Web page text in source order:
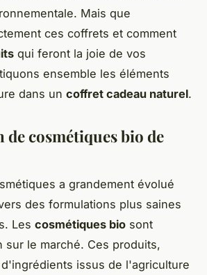
Mais que
ces coffrets et comment
qui feront la joie de vos
ensemble les éléments
dans un coffret cadeau naturel.
de cosmétiques bio de
a grandement évolué
des formulations plus saines
Les cosmétiques bio sont
sur le marché. Ces produits,
issus de l'agriculture